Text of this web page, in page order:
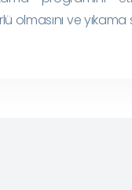
olmasını ve